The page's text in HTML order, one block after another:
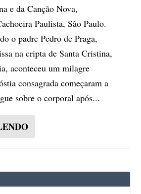
e da Canção Nova,
Paulista, São Paulo.
o padre Pedro de Praga,
na cripta de Santa Cristina,
aconteceu um milagre
consagrada começaram a
sobre o corporal após...